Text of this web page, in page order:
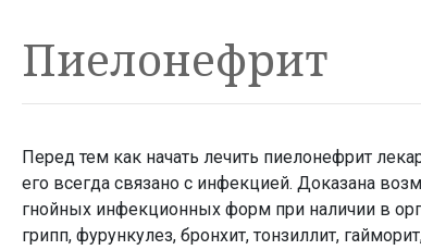
Пиелонефрит
Перед тем как начать лечить пиелонефрит
его всегда связано с инфекцией. Доказана
гнойных инфекционных форм при наличии в
грипп, фурункулез, бронхит, тонзиллит,